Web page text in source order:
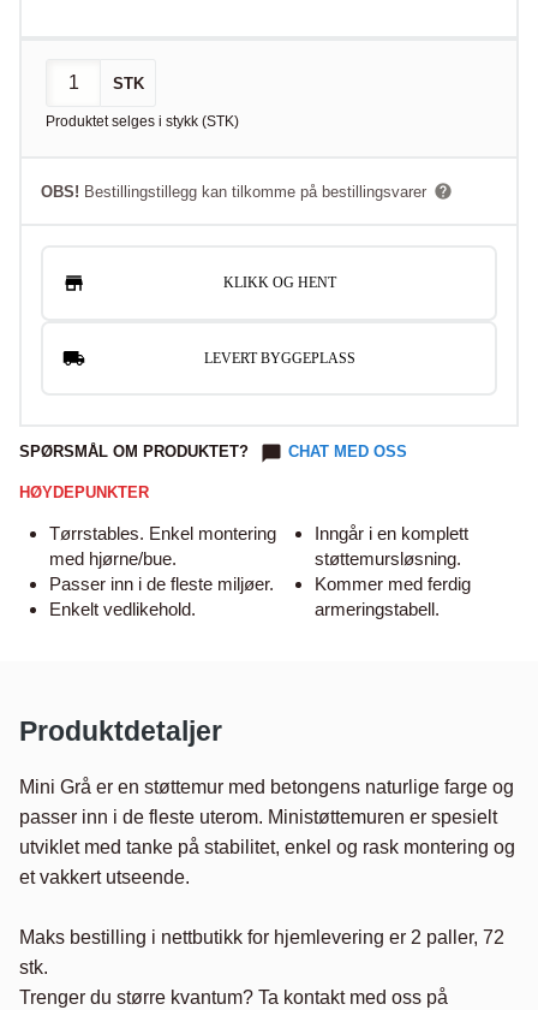
STK
Produktet selges i stykk (STK)
OBS! Bestillingstillegg kan tilkomme på bestillingsvarer
KLIKK OG HENT
LEVERT BYGGEPLASS
SPØRSMÅL OM PRODUKTET? CHAT MED OSS
HØYDEPUNKTER
Tørrstables. Enkel montering
med hjørne/bue.
Passer inn i de fleste miljøer.
Enkelt vedlikehold.
Inngår i en komplett
støttemursløsning.
Kommer med ferdig
armeringstabell.
Produktdetaljer
Mini Grå er en støttemur med betongens naturlige farge og
passer inn i de fleste uterom. Ministøttemuren er spesielt
utviklet med tanke på stabilitet, enkel og rask montering og
et vakkert utseende.
Maks bestilling i nettbutikk for hjemlevering er 2 paller, 72
stk.
Trenger du større kvantum? Ta kontakt med oss på